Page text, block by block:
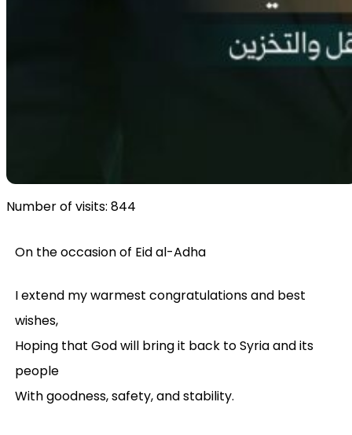
Number of visits: 844
On the occasion of Eid al-Adha
I extend my warmest congratulations and best
wishes,
Hoping that God will bring it back to Syria and its
people
With goodness, safety, and stability.